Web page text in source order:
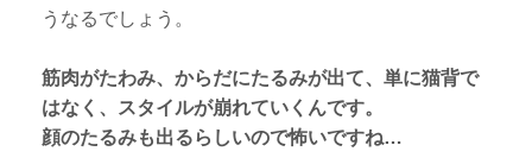
うなるでしょう。
筋肉がたわみ、からだにたるみが出て、単に猫背で
はなく、スタイルが崩れていくんです。
顔のたるみも出るらしいので怖いですね…